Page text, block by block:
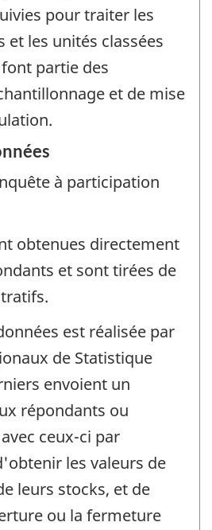
pour traiter les
et les unités classées
partie des
et de mise
à participation
obtenues directement
et sont tirées de
est réalisée par
de Statistique
envoient un
répondants ou
ceux-ci par
les valeurs de
leurs stocks, et de
ou la fermeture